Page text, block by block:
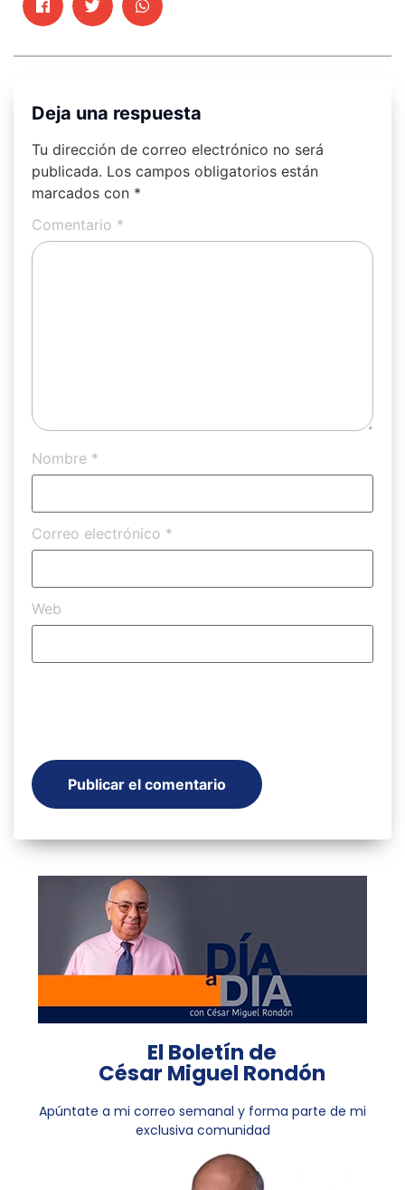
Deja una respuesta
Tu dirección de correo electrónico no será
publicada. Los campos obligatorios están
marcados con *
Comentario *
Nombre *
Correo electrónico *
Web
El Boletín de
César Miguel Rondón
Apúntate a mi correo semanal y forma parte de mi
exclusiva comunidad